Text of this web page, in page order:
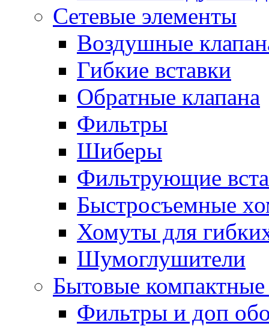
Сетевые элементы
Воздушные
Гибкие вставки
Обратные клапана
Фильтры
Шиберы
Фильтрующие
Быстросъемные
Хомуты для
Шумоглушители
Бытовые
Фильтры и доп